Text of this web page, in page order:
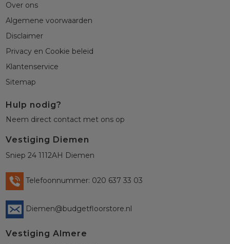
Over ons
Algemene voorwaarden
Disclaimer
Privacy en Cookie beleid
Klantenservice
Sitemap
Hulp nodig?
Neem direct contact met ons op
Vestiging Diemen
Sniep 24 1112AH Diemen
Telefoonnummer: 020 637 33 03
Diemen@budgetfloorstore.nl
Vestiging Almere